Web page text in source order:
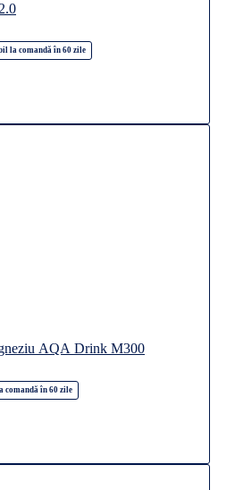
la comandă în 60 zile
AQA Drink M300
comandă în 60 zile